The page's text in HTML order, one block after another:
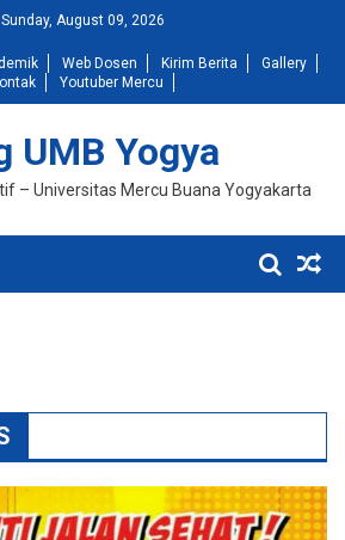
Sunday, August 09, 2026
Web Dosen Kirim Berita
Gallery
Youtuber Mercu
UMB Yogya
– Universitas Mercu Buana Yogyakarta